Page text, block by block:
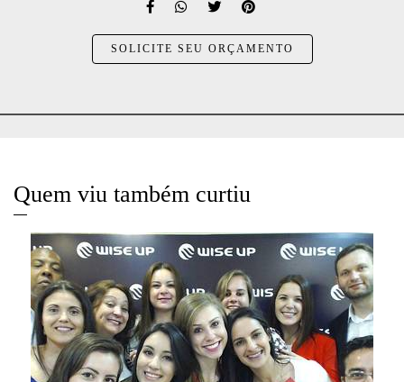
SOLICITE SEU ORÇAMENTO
Quem viu também curtiu